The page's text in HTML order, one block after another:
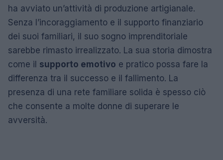
ha avviato un’attività di produzione artigianale.
Senza l’incoraggiamento e il supporto finanziario
dei suoi familiari, il suo sogno imprenditoriale
sarebbe rimasto irrealizzato. La sua storia dimostra
come il supporto emotivo e pratico possa fare la
differenza tra il successo e il fallimento. La
presenza di una rete familiare solida è spesso ciò
che consente a molte donne di superare le
avversità.